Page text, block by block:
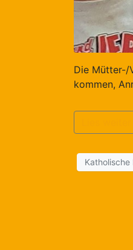
Die Mütter-/
kommen,